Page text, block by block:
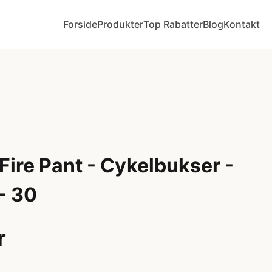
ForsideProdukterTop RabatterBlogKontakt
Pant - Cykelbukser -
30